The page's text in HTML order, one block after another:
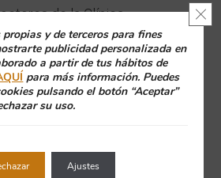
de la Clínica
Dr. Pablo Castelo
Isabel Ramos Barbosa
Juan Blanco Carrión,
del equipo de
pasado jueves 21 de
y de terceros para fines
publicidad personalizada en
a partir de tus hábitos de
para más información. Puedes
pulsando el botón “Aceptar”
su uso.
Ajustes